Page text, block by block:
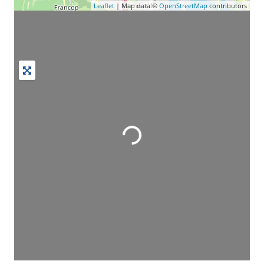
Leaflet | Map data ©OpenStreetMap contributors
Wird geladen …